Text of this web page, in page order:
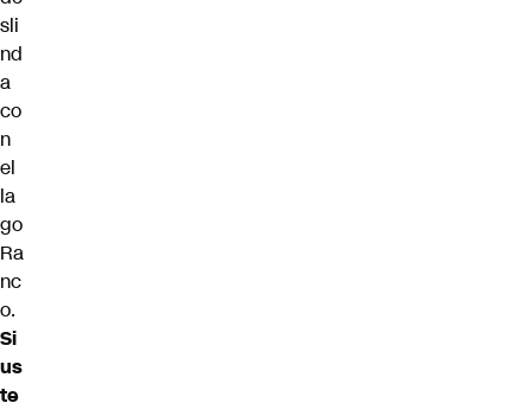
sli
nd
a
co
n
el
la
go
Ra
nc
o.
Si
us
te